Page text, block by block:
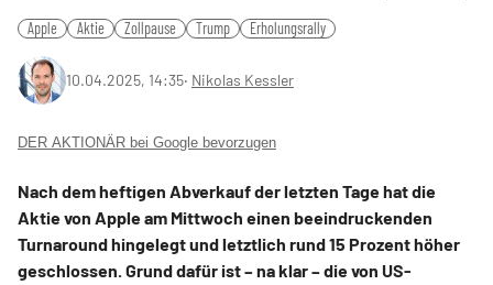
Apple Aktie Zollpause Trump Erholungsrally
10.04.2025, 14:35‧ Nikolas Kessler
DER AKTIONÄR bei Google bevorzugen
Nach dem heftigen Abverkauf der letzten Tage hat die
Aktie von Apple am Mittwoch einen beeindruckenden
Turnaround hingelegt und letztlich rund 15 Prozent höher
geschlossen. Grund dafür ist – na klar – die von US-